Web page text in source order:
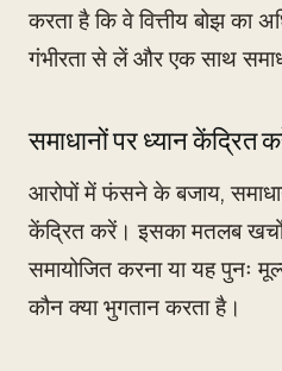
करता है कि वे वित्तीय बोझ का
गंभीरता से लें और एक साथ
समाधानों पर ध्यान केंद्रित
आरोपों में फंसने के बजाय,
केंद्रित करें। इसका मतलब
समायोजित करना या यह पुनः
कौन क्या भुगतान करता है।